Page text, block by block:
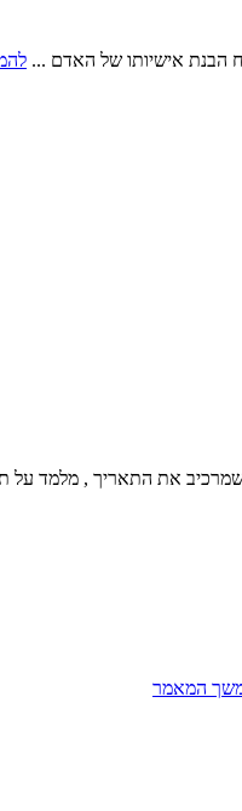
הבנת אישיותו של האדם ...
את התאריך , מלמד על
המאמר